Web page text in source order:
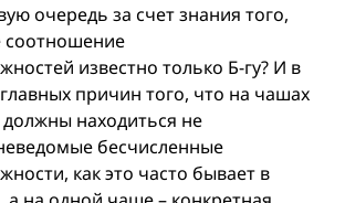
очередь за счет знания того,
соотношение
известно только Б-гу? И в
причин того, что на чашах
должны находиться не
бесчисленные
как это часто бывает в